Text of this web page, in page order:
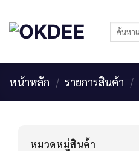
content
ค้นหา:
หน้าหลัก / รายการสินค้า /
หมวดหมู่สินค้า